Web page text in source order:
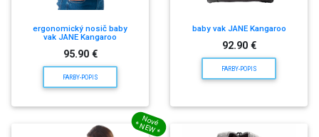
ergonomický nosič baby
vak JANE Kangaroo
95.90 €
FARBY-POPIS
baby vak JANE Kangaroo
92.90 €
FARBY-POPIS
Nové
* NEW *